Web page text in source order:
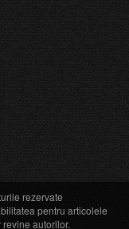
rezervate
pentru articolele
autorilor.